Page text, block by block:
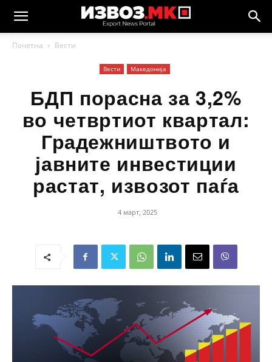
Почетна Вести
Вести Македонија
БДП порасна за 3,2%
во четвртиот квартал:
Градежништвото и
јавните инвестиции
растат, извозот паѓа
4 март, 2025